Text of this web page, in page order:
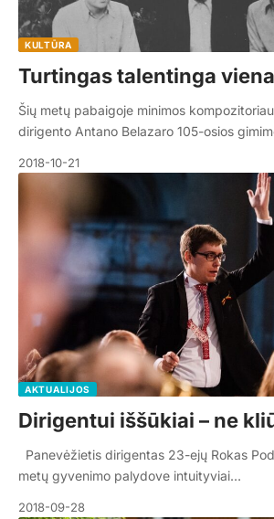
KULTŪRA
Turtingas talentinga
Šių metų pabaigoje minimos
dirigento Antano Belazaro 105-osios
2018-10-21
AKTUALIJOS
Dirigentui iššūkiai – ne
Panevėžietis dirigentas 23-ejų Rokas
metų gyvenimo palydove intuityviai…
2018-09-28